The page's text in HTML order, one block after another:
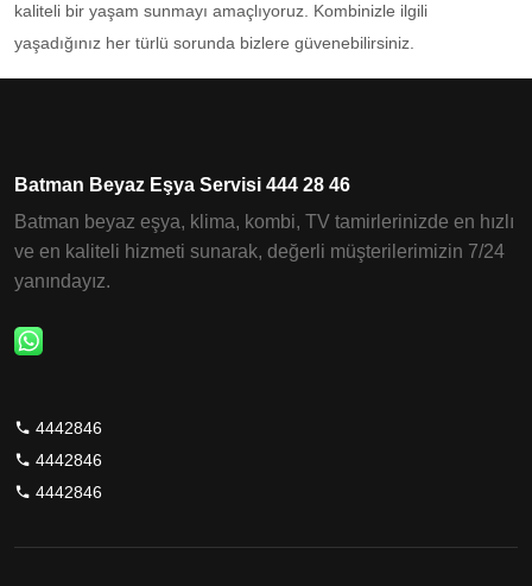
kaliteli bir yaşam sunmayı amaçlıyoruz. Kombinizle ilgili
yaşadığınız her türlü sorunda bizlere güvenebilirsiniz.
Batman Beyaz Eşya Servisi 444 28 46
Batman beyaz eşya, klima, kombi, TV tamirlerinizde en hızlı
ve en kaliteli hizmeti sunarak, değerli müşterilerimizin 7/24
yanındayız.
4442846
4442846
4442846